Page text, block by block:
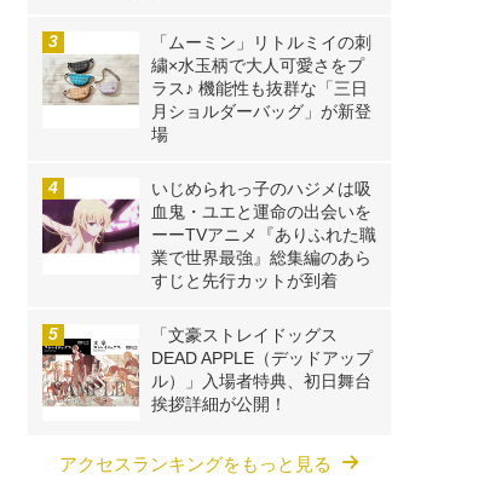
「ムーミン」リトルミイの刺
繍×水玉柄で大人可愛さをプ
ラス♪ 機能性も抜群な「三日
月ショルダーバッグ」が新登
場
いじめられっ子のハジメは吸
血鬼・ユエと運命の出会いを
ーーTVアニメ『ありふれた職
業で世界最強』総集編のあら
すじと先行カットが到着
「文豪ストレイドッグス
DEAD APPLE（デッドアップ
ル）」入場者特典、初日舞台
挨拶詳細が公開！
アクセスランキングをもっと見る